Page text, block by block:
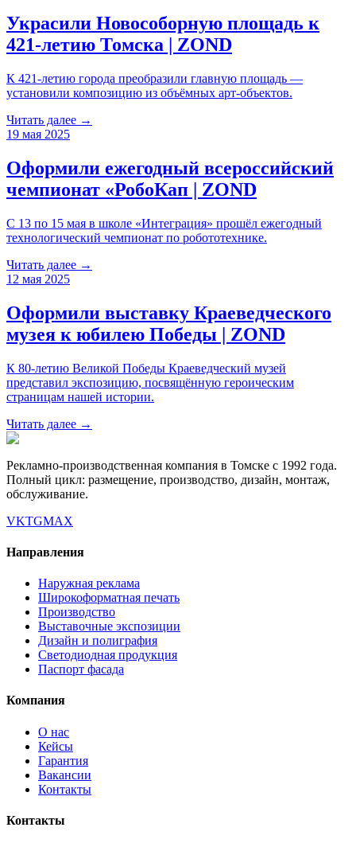
Украсили Новособорную площадь к
421-летию Томска | ZOND
К 421-летию города преобразили главную площадь —
установили композицию из объёмных арт-объектов.
Читать далее →
19 мая 2025
Оформили ежегодный всероссийский
чемпионат «РобоКап | ZOND
С 13 по 15 мая в школе «Интеграция» прошёл ежегодный
технологический чемпионат по робототехнике.
Читать далее →
12 мая 2025
Оформили выставку Краеведческого
музея к юбилею Победы | ZOND
К 80-летию Великой Победы Краеведческий музей
представил экспозицию, посвящённую героическим
страницам нашей истории.
Читать далее →
Рекламно-производственная компания в Томске с 1992 года.
Полный цикл: размещение, производство, дизайн, монтаж,
обслуживание.
VKTGMAX
Направления
Наружная реклама
Широкоформатная печать
Производство
Выставочные экспозиции
Дизайн и полиграфия
Светодиодная продукция
Паспорт фасада
Компания
О нас
Кейсы
Гарантия
Вакансии
Контакты
Контакты